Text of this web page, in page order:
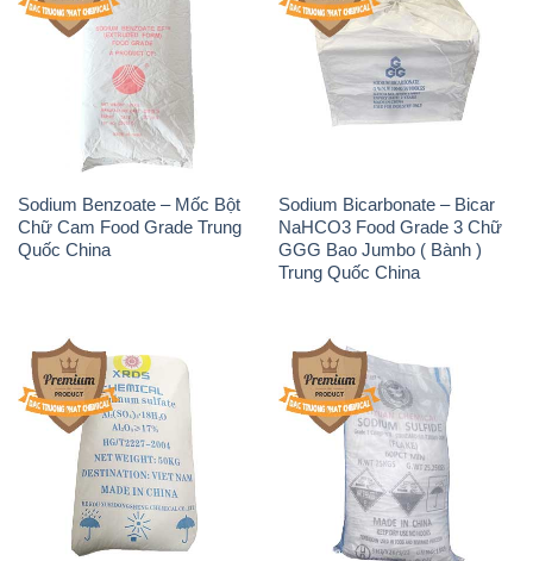
Sodium Benzoate – Mốc Bột
Chữ Cam Food Grade Trung
Quốc China
Sodium Bicarbonate – Bicar
NaHCO3 Food Grade 3 Chữ
GGG Bao Jumbo ( Bành )
Trung Quốc China